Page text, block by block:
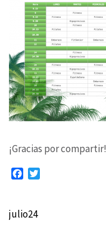
¡Gracias por compartir!
Facebook
julio24